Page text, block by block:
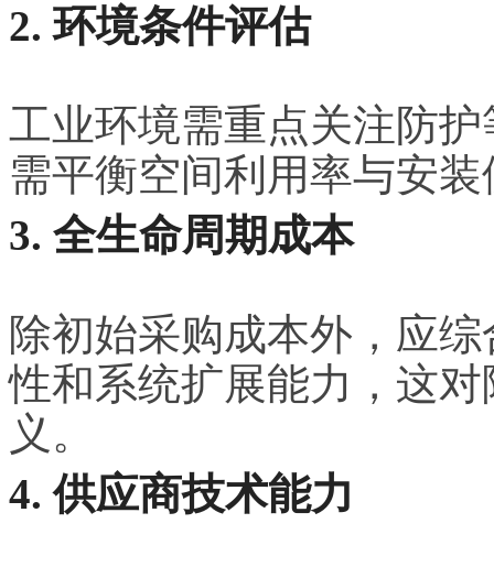
2. 环境条件评估
工业环境需重点关注防
需平衡空间利用率与安
3. 全生命周期成本
除初始采购成本外，应
性和系统扩展能力，这
义。
4. 供应商技术能力